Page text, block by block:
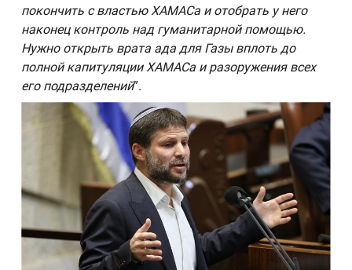
покончить с властью ХАМАСа и отобрать у него
наконец контроль над гуманитарной помощью.
Нужно открыть врата ада для Газы вплоть до
полной капитуляции ХАМАСа и разоружения всех
его подразделений”.